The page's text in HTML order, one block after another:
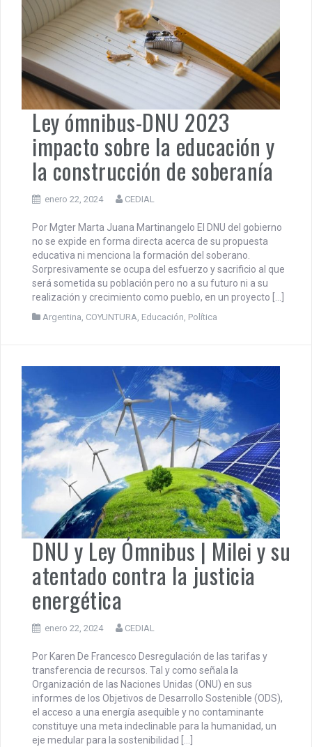
Ley ómnibus-DNU 2023
impacto sobre la educación y
la construcción de soberanía
enero 22, 2024 CEDIAL
Por Mgter Marta Juana Martinangelo El DNU del gobierno
no se expide en forma directa acerca de su propuesta
educativa ni menciona la formación del soberano.
Sorpresivamente se ocupa del esfuerzo y sacrificio al que
será sometida su población pero no a su futuro ni a su
realización y crecimiento como pueblo, en un proyecto […]
Argentina COYUNTURA Educación Política
DNU y Ley Ómnibus | Milei y su
atentado contra la justicia
energética
enero 22, 2024 CEDIAL
Por Karen De Francesco Desregulación de las tarifas y
transferencia de recursos. Tal y como señala la
Organización de las Naciones Unidas (ONU) en sus
informes de los Objetivos de Desarrollo Sostenible (ODS),
el acceso a una energía asequible y no contaminante
constituye una meta indeclinable para la humanidad, un
eje medular para la sostenibilidad […]